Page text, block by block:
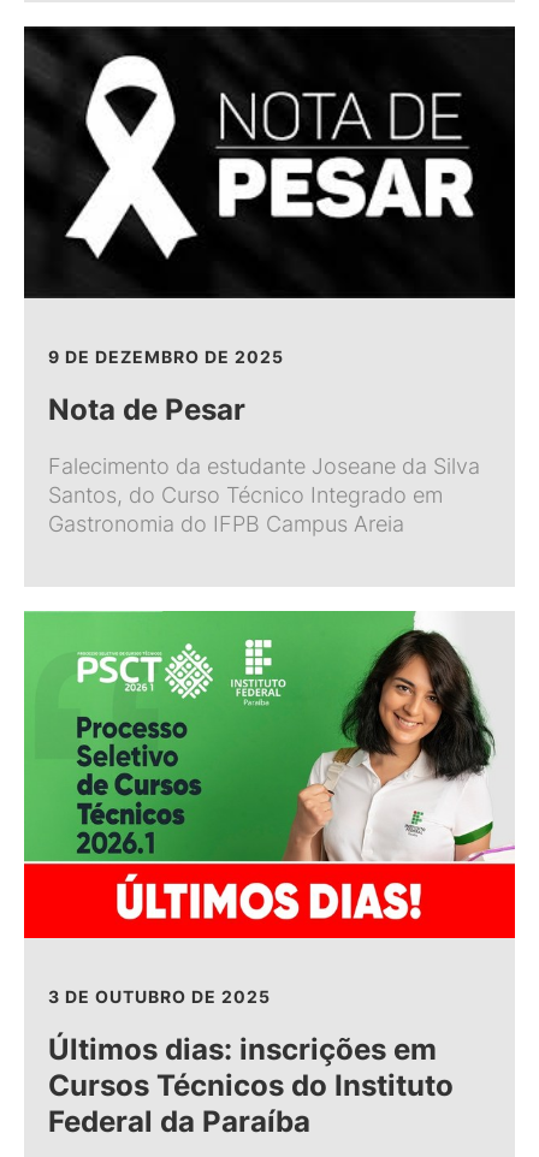
9 DE DEZEMBRO DE 2025
Nota de Pesar
Falecimento da estudante Joseane da Silva
Santos, do Curso Técnico Integrado em
Gastronomia do IFPB Campus Areia
3 DE OUTUBRO DE 2025
Últimos dias: inscrições em
Cursos Técnicos do Instituto
Federal da Paraíba